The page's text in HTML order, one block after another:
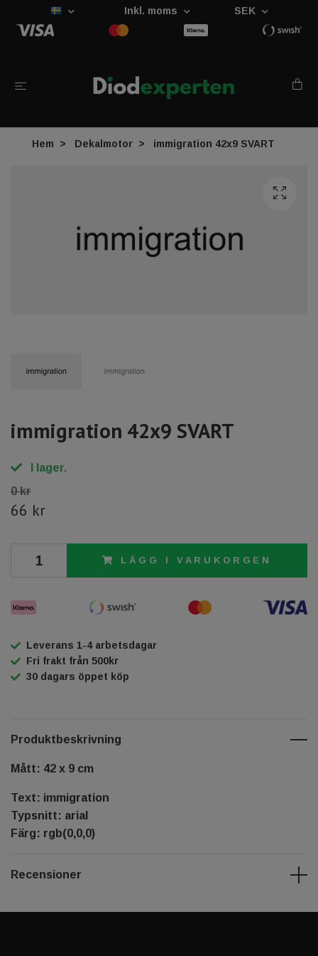
Inkl. moms SEK
Hem Dekalmotor immigration 42x9 SVART
immigration 42x9 SVART
I lager.
0 kr
66 kr
LÄGG I VARUKORGEN
Leverans 1-4 arbetsdagar
Fri frakt från 500kr
30 dagars öppet köp
Produktbeskrivning
Mått: 42 x 9 cm
Text: immigration
Typsnitt: arial
Färg: rgb(0,0,0)
Recensioner